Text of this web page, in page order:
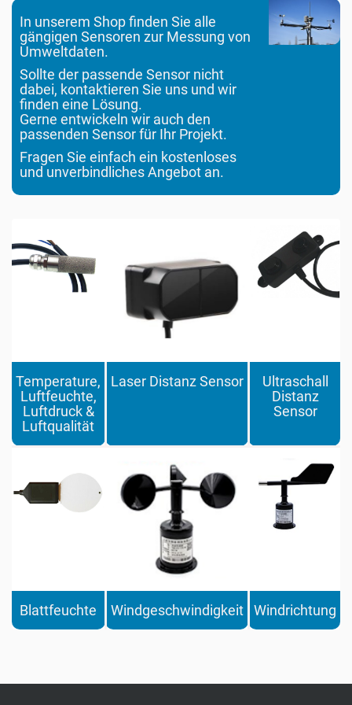
In unserem Shop finden Sie alle
gängigen Sensoren zur Messung von
Umweltdaten.
Sollte der passende Sensor nicht
dabei, kontaktieren Sie uns und wir
finden eine Lösung.
Gerne entwickeln wir auch den
passenden Sensor für Ihr Projekt.
Fragen Sie einfach ein kostenloses
und unverbindliches Angebot an.
Temperature,
Luftfeuchte,
Luftdruck &
Luftqualität
Laser Distanz Sensor
Ultraschall
Distanz
Sensor
Blattfeuchte Windgeschwindigkeit Windrichtung